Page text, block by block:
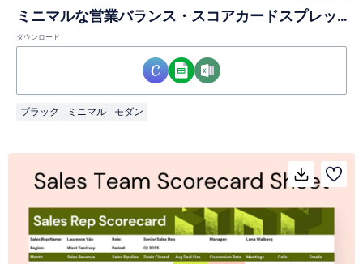
ミニマルな営業バランス・スコアカードスプレッドシート
ダウンロード
ブラック ミニマル モダン